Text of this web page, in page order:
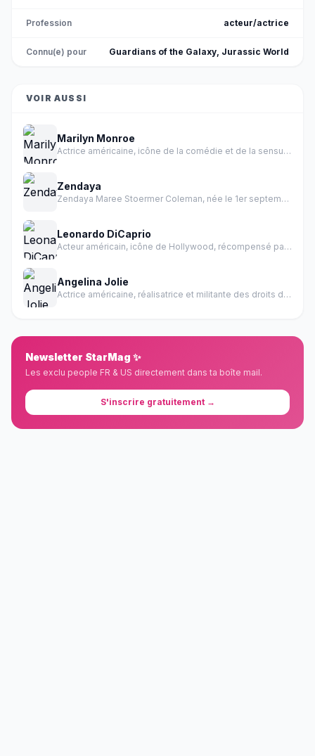
Profession acteur/actrice
Connu(e) pour Guardians of the Galaxy, Jurassic World
VOIR AUSSI
Marilyn Monroe
Actrice américaine, icône de la comédie et de la sensualité des années 1950.
Zendaya
Zendaya Maree Stoermer Coleman, née le 1er septembre 1996 à Oakland en Californie, est une actrice et chanteuse américaine.
Leonardo DiCaprio
Acteur américain, icône de Hollywood, récompensé par un Oscar
Angelina Jolie
Actrice américaine, réalisatrice et militante des droits de l'homme
Newsletter StarMag ✨
Les exclu people FR & US directement dans ta boîte mail.
S'inscrire gratuitement →